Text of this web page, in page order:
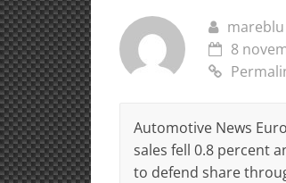
mareblu
8
Automotive News
sales fell 0.8 percent
to defend share